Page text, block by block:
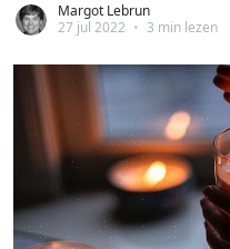
Margot Lebrun
27 jul 2022 • 3 min lezen